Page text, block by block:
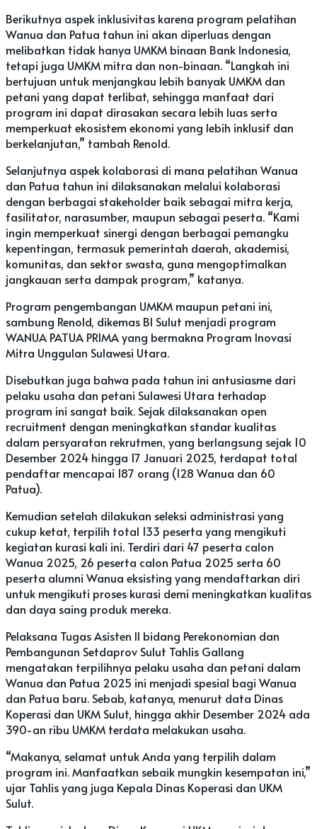
Berikutnya aspek inklusivitas karena program pelatihan
Wanua dan Patua tahun ini akan diperluas dengan
melibatkan tidak hanya UMKM binaan Bank Indonesia,
tetapi juga UMKM mitra dan non-binaan. “Langkah ini
bertujuan untuk menjangkau lebih banyak UMKM dan
petani yang dapat terlibat, sehingga manfaat dari
program ini dapat dirasakan secara lebih luas serta
memperkuat ekosistem ekonomi yang lebih inklusif dan
berkelanjutan,” tambah Renold.
Selanjutnya aspek kolaborasi di mana pelatihan Wanua
dan Patua tahun ini dilaksanakan melalui kolaborasi
dengan berbagai stakeholder baik sebagai mitra kerja,
fasilitator, narasumber, maupun sebagai peserta. “Kami
ingin memperkuat sinergi dengan berbagai pemangku
kepentingan, termasuk pemerintah daerah, akademisi,
komunitas, dan sektor swasta, guna mengoptimalkan
jangkauan serta dampak program,” katanya.
Program pengembangan UMKM maupun petani ini,
sambung Renold, dikemas BI Sulut menjadi program
WANUA PATUA PRIMA yang bermakna Program Inovasi
Mitra Unggulan Sulawesi Utara.
Disebutkan juga bahwa pada tahun ini antusiasme dari
pelaku usaha dan petani Sulawesi Utara terhadap
program ini sangat baik. Sejak dilaksanakan open
recruitment dengan meningkatkan standar kualitas
dalam persyaratan rekrutmen, yang berlangsung sejak 10
Desember 2024 hingga 17 Januari 2025, terdapat total
pendaftar mencapai 187 orang (128 Wanua dan 60
Patua).
Kemudian setelah dilakukan seleksi administrasi yang
cukup ketat, terpilih total 133 peserta yang mengikuti
kegiatan kurasi kali ini. Terdiri dari 47 peserta calon
Wanua 2025, 26 peserta calon Patua 2025 serta 60
peserta alumni Wanua eksisting yang mendaftarkan diri
untuk mengikuti proses kurasi demi meningkatkan kualitas
dan daya saing produk mereka.
Pelaksana Tugas Asisten II bidang Perekonomian dan
Pembangunan Setdaprov Sulut Tahlis Gallang
mengatakan terpilihnya pelaku usaha dan petani dalam
Wanua dan Patua 2025 ini menjadi spesial bagi Wanua
dan Patua baru. Sebab, katanya, menurut data Dinas
Koperasi dan UKM Sulut, hingga akhir Desember 2024 ada
390-an ribu UMKM terdata melakukan usaha.
“Makanya, selamat untuk Anda yang terpilih dalam
program ini. Manfaatkan sebaik mungkin kesempatan ini,”
ujar Tahlis yang juga Kepala Dinas Koperasi dan UKM
Sulut.